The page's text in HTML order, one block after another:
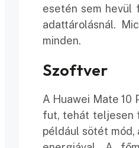
esetén sem hevül
adattárolásnál.
minden.
Szoftver
A Huawei Mate 10
fut, tehát teljesen
például sötét